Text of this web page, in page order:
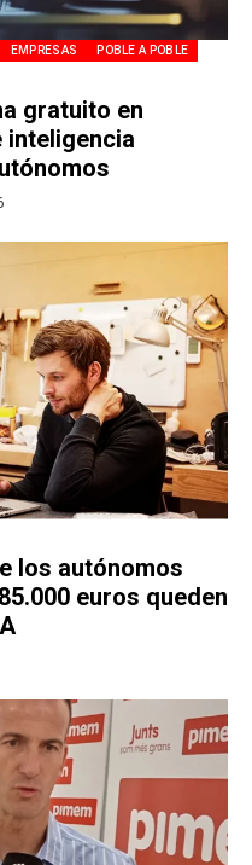
EMPRESAS
POBLE A POBLE
gratuito en
los autónomos
euros queden